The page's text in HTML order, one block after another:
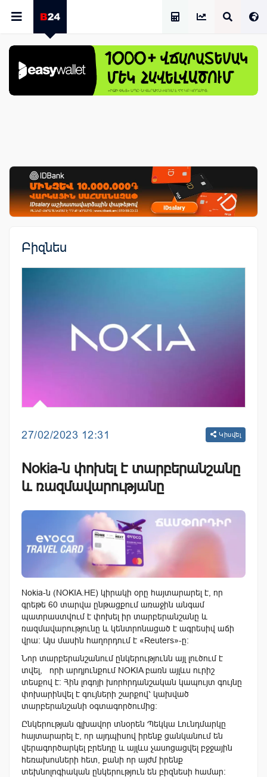
Բիզնես
27/02/2023 12:31 Կիսվել
Nokia-ն փոխել է տարբերանշանը
և ռազմավարությանը
Nokia-ն (NOKIA.HE) կիրակի օրը հայտարարել է, որ
գրեթե 60 տարվա ընթացքում առաջին անգամ
պատրաստվում է փոխել իր տարբերանշանը և
ռազմավարությունը և կենտրոնացած է ագրեսիվ աճի
վրա: Այս մասին հաղորդում է «Reuters»-ը:
Նոր տարբերանշանում ընկերությունն այլ լուծում է
տվել, որի արդյունքում NOKIA բառն այլևս ուրիշ
տեսքով է: Հին լոգոյի խորհրդանշական կապույտ գույնը
փոխարինվել է գույների շարքով՝ կախված
տարբերանշանի օգտագործումից:
Ընկերության գլխավոր տնօրեն Պեկկա Լունդմարկը
հայտարարել է, որ այդպիսով իրենք ցանկանում են
վերագործարկել բրենդը և այլևս չասոցացվել բջջային
հեռախոսների հետ, քանի որ այժմ իրենք
տեխնոլոգիական ընկերություն են բիզնեսի համար: